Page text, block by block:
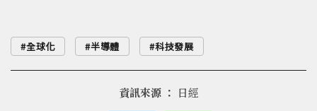
全球化 半導體 科技發展
資訊來源 ： 日經